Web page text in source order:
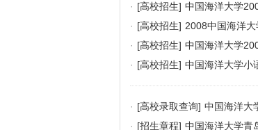
· [高校招生] 中国海洋大学
· [高校招生] 2008中国海洋
· [高校招生] 中国海洋大学
· [高校招生] 中国海洋大学小
· [高校录取查询] 中国海洋大
· [招生章程] 中国海洋大学青